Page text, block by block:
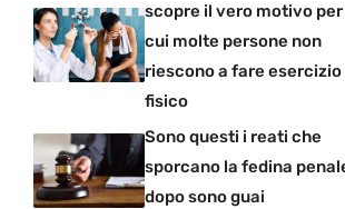
scopre il vero motivo per
cui molte persone non
riescono a fare esercizio
fisico
Sono questi i reati che
sporcano la fedina
dopo sono guai